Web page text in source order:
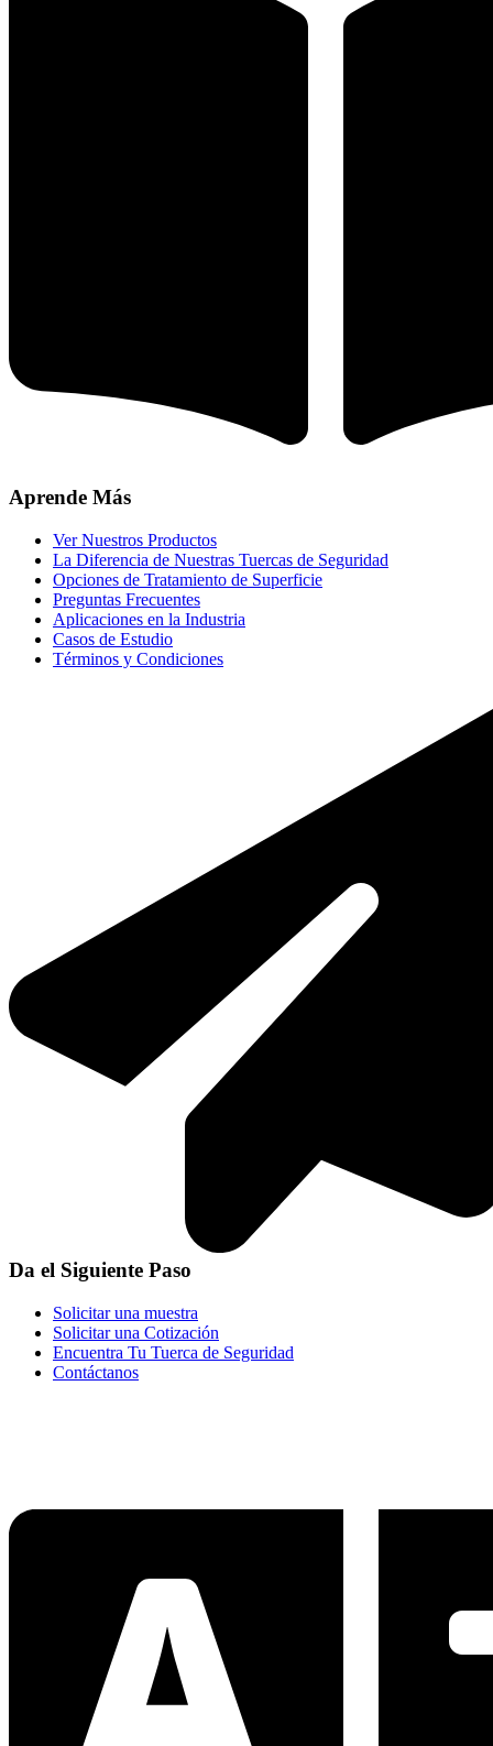
Aprende Más
Ver Nuestros Productos
La Diferencia de Nuestras Tuercas de Seguridad
Opciones de Tratamiento de Superficie
Preguntas Frecuentes
Aplicaciones en la Industria
Casos de Estudio
Términos y Condiciones
Da el Siguiente Paso
Solicitar una muestra
Solicitar una Cotización
Encuentra Tu Tuerca de Seguridad
Contáctanos